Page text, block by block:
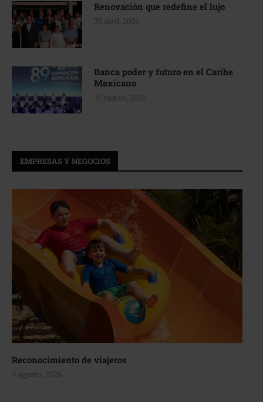
Renovación que redefine el lujo
30 abril, 2026
Banca poder y futuro en el Caribe
Mexicano
31 marzo, 2026
EMPRESAS Y NEGOCIOS
Reconocimiento de viajeros
4 agosto, 2026